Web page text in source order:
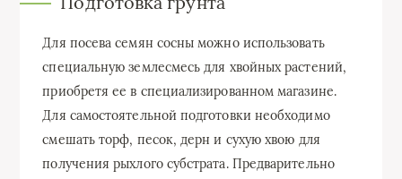
Для посева семян сосны можно использовать
специальную землесмесь для хвойных растений,
приобретя ее в специализированном магазине.
Для самостоятельной подготовки необходимо
смешать торф, песок, дерн и сухую хвою для
получения рыхлого субстрата. Предварительно